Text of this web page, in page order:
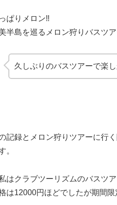
ぱりメロン‼
半島を巡るメロン狩りバスツ
久しぶりのバスツアーで楽し
記録とメロン狩りツアーに行
。
はクラブツーリズムのバスツ
は12000円ほどでしたが期間